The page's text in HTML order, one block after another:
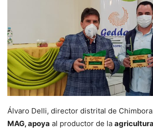
Álvaro Delli, director distrital de
MAG, apoya al productor de la